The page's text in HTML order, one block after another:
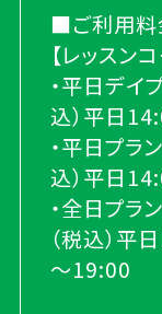
■ご利用料
【レッスン
・平日デ
込）平日
・平日プ
込）平日
・全日プ
（税込）
～19:00